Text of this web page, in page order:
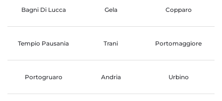
Bagni Di Lucca Gela Copparo
Tempio Pausania Trani Portomaggiore
Portogruaro Andria Urbino